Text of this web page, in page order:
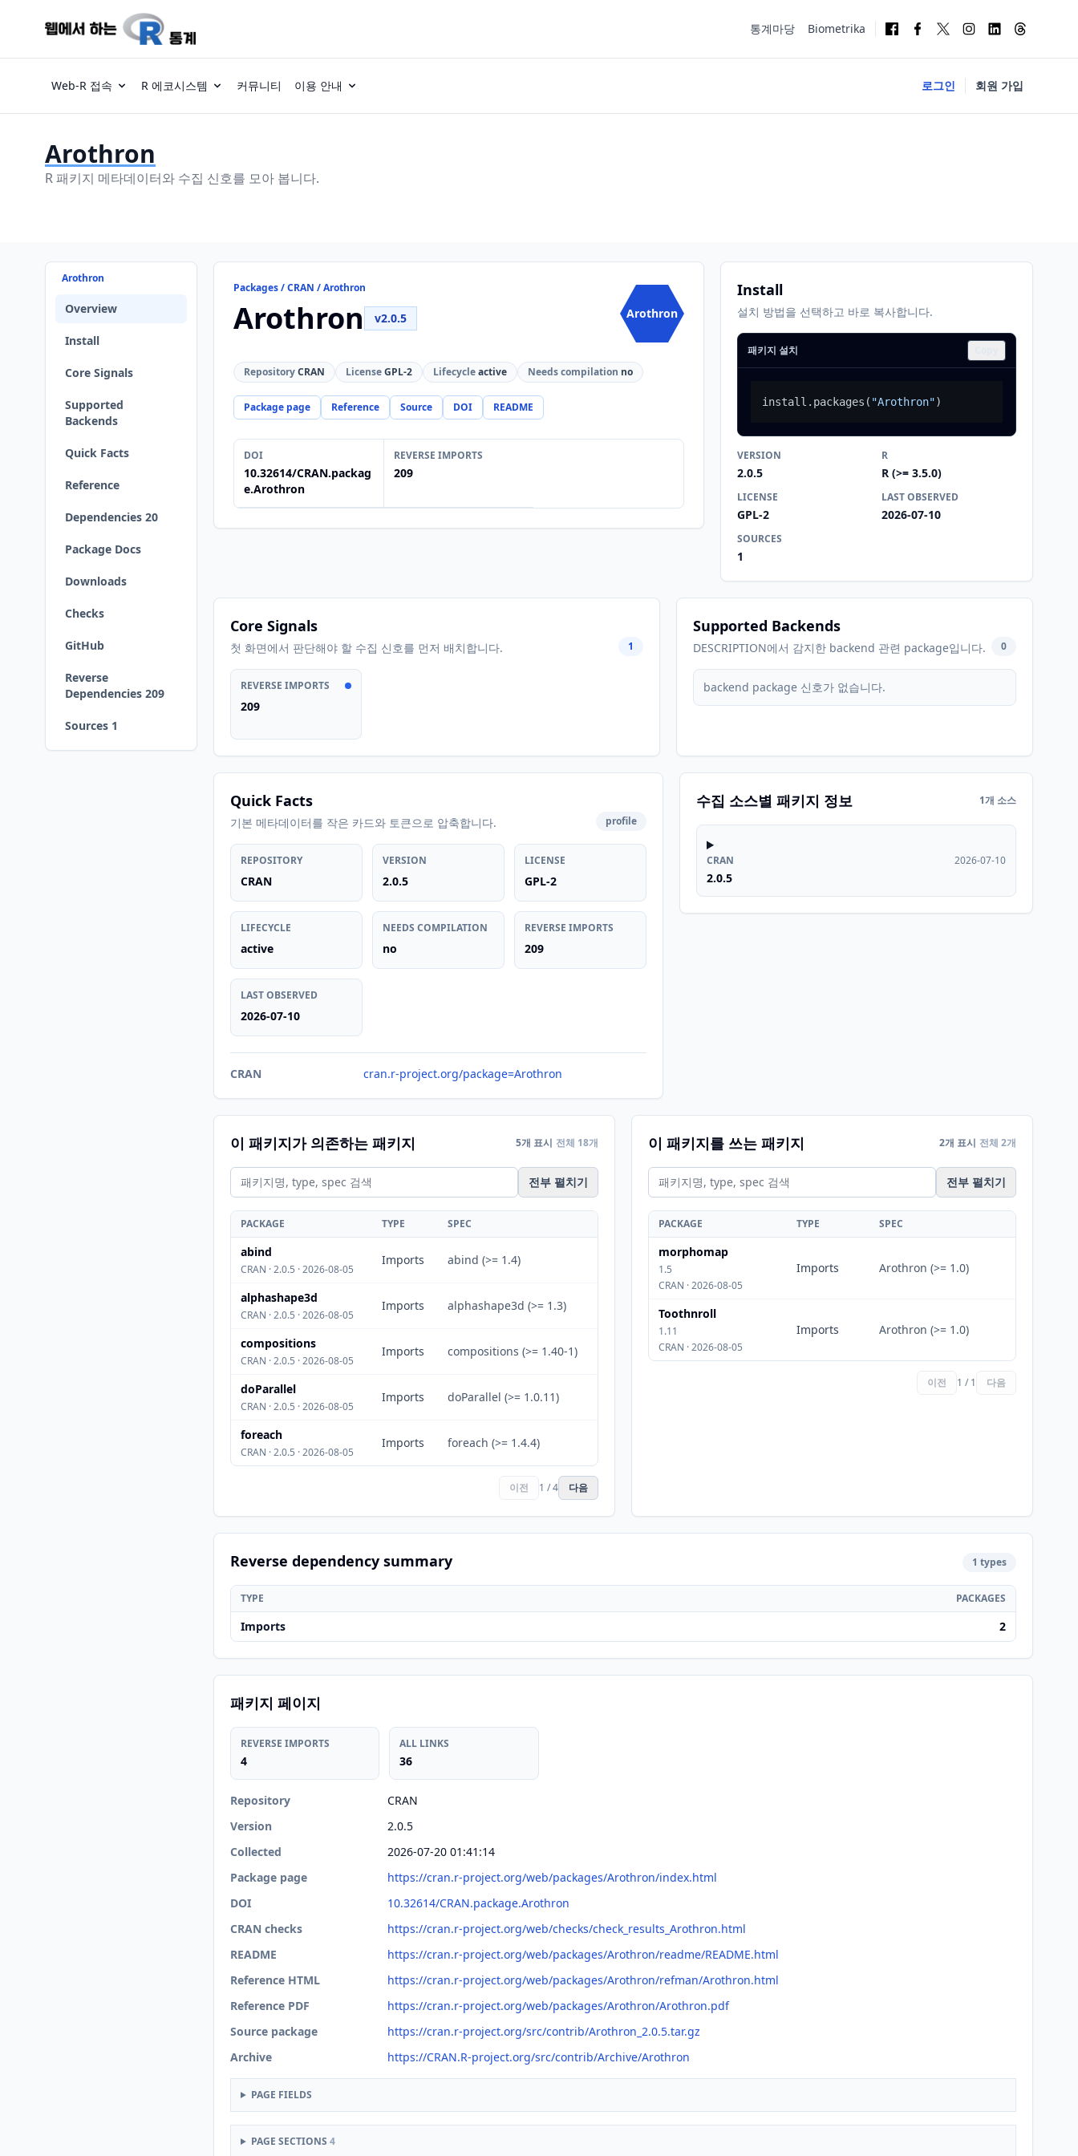
통계마당 Biometrika
Web-R 접속 R 에코시스템 커뮤니티 이용 안내 로그인 회원 가입
Arothron
R 패키지 메타데이터와 수집 신호를 모아 봅니다.
Arothron
Overview
Install
Core Signals
Supported
Backends
Quick Facts
Reference
Dependencies 20
Package Docs
Downloads
Checks
GitHub
Reverse
Dependencies 209
Sources 1
Packages / CRAN / Arothron
Arothron v2.0.5 Arothron
RepositoryCRAN LicenseGPL-2 Lifecycleactive Needs compilation no
Package page Reference Source DOI README
DOI
10.32614/CRAN.packag
e.Arothron
REVERSE IMPORTS
209
Install
설치 방법을 선택하고 바로 복사합니다.
패키지 설치
install.packages ( "Arothron")
VERSION
2.0.5
R
R (>= 3.5.0)
LICENSE
GPL-2
LAST OBSERVED
2026-07-10
SOURCES
1
Core Signals
첫 화면에서 판단해야 할 수집 신호를 먼저 배치합니다. 1
REVERSE IMPORTS
209
Supported Backends
DESCRIPTION에서 감지한 backend 관련 package입니다. 0
backend package 신호가 없습니다.
Quick Facts
기본 메타데이터를 작은 카드와 토큰으로 압축합니다. profile
REPOSITORY
CRAN
VERSION
2.0.5
LICENSE
GPL-2
LIFECYCLE
active
NEEDS COMPILATION
no
REVERSE IMPORTS
209
LAST OBSERVED
2026-07-10
CRAN cran.r-project.org/package=Arothron
수집 소스별 패키지 정보 1개 소스
CRAN
2.0.5
2026-07-10
이 패키지가 의존하는 패키지 5개 표시 전체 18개
전부 펼치기
PACKAGE TYPE SPEC
abind
CRAN · 2.0.5 · 2026-08-05
Imports abind (>= 1.4)
alphashape3d
CRAN · 2.0.5 · 2026-08-05
Imports alphashape3d (>= 1.3)
compositions
CRAN · 2.0.5 · 2026-08-05
Imports compositions (>= 1.40-1)
doParallel
CRAN · 2.0.5 · 2026-08-05
Imports doParallel (>= 1.0.11)
foreach
CRAN · 2.0.5 · 2026-08-05
Imports foreach (>= 1.4.4)
이전 1 / 4 다음
이 패키지를 쓰는 패키지 2개 표시 전체 2개
전부 펼치기
PACKAGE TYPE SPEC
morphomap
1.5
CRAN · 2026-08-05
Imports Arothron (>= 1.0)
Toothnroll
1.11
CRAN · 2026-08-05
Imports Arothron (>= 1.0)
이전 1 / 1 다음
Reverse dependency summary 1 types
TYPE PACKAGES
Imports 2
패키지 페이지
REVERSE IMPORTS
4
ALL LINKS
36
Repository
CRAN
Version
2.0.5
Collected
2026-07-20 01:41:14
Package page
https://cran.r-project.org/web/packages/Arothron/index.html
DOI
10.32614/CRAN.package.Arothron
CRAN checks
https://cran.r-project.org/web/checks/check_results_Arothron.html
README
https://cran.r-project.org/web/packages/Arothron/readme/README.html
Reference HTML
https://cran.r-project.org/web/packages/Arothron/refman/Arothron.html
Reference PDF
https://cran.r-project.org/web/packages/Arothron/Arothron.pdf
Source package
https://cran.r-project.org/src/contrib/Arothron_2.0.5.tar.gz
Archive
https://CRAN.R-project.org/src/contrib/Archive/Arothron
PAGE FIELDS
PAGE SECTIONS 4